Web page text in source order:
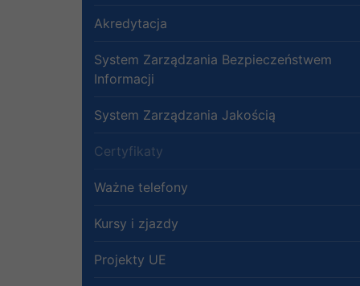
Akredytacja
System Zarządzania Bezpieczeństwem
Informacji
System Zarządzania Jakością
Certyfikaty
Ważne telefony
Kursy i zjazdy
Projekty UE